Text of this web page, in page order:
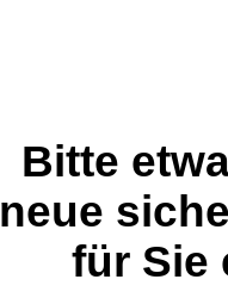
Bitte
neue
für Sie